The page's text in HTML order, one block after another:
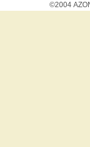
©2004